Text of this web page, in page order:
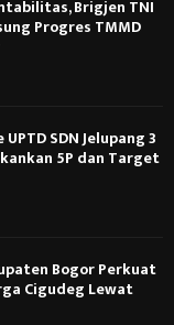
Brigjen TNI
Progres TMMD
SDN Jelupang 3
5P dan Target
Bogor Perkuat
Cigudeg Lewat